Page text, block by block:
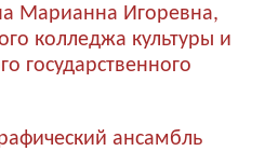
Марианна Игоревна,
колледжа культуры и
государственного
ансамбль